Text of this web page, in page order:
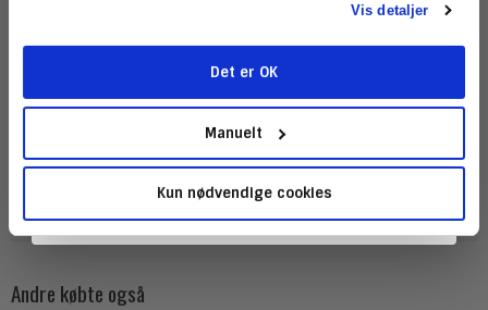
Vis detaljer
Det er OK
Manuelt
Kun nødvendige cookies
Du får et helt anderledes og miljø venlig brandingudtryk
har vandafvisende PVA-belægning.
- Med Peel & Seal-lukning
- Ideel til e-handel
- Blød beskyttelse med minimal indvirkning på miljøet
Andre købte også
Tilmeld